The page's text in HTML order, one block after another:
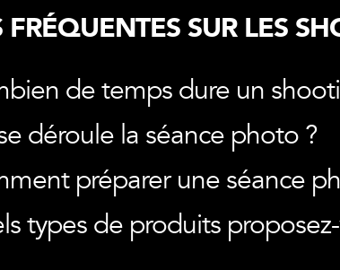
SUR LES
de temps dure un
déroule la séance photo ?
préparer une séance
types de produits